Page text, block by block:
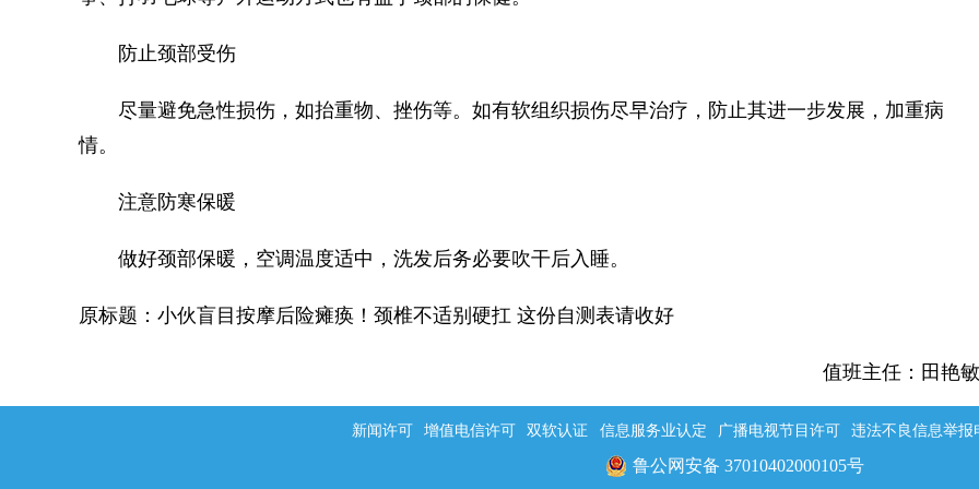
防止颈部受伤
尽量避免急性损伤，如抬重物、挫伤等。如有软组织损伤尽早治疗，防止其进一步发展，加重病
情。
注意防寒保暖
做好颈部保暖，空调温度适中，洗发后务必要吹干后入睡。
原标题：小伙盲目按摩后险瘫痪！颈椎不适别硬扛 这份自测表请收好
值班主任：田艳敏
新闻许可 增值电信许可 双软认证 信息服务业认定 广播电视节目许可 违法不良信息举报
鲁公网安备 37010402000105号